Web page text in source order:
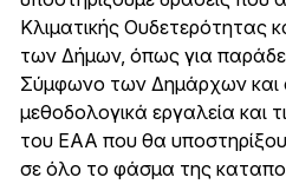
Κλιματικής Ουδετερότητας
των Δήμων, όπως για
Σύμφωνο των Δημάρχων
μεθοδολογικά εργαλεία και
του ΕΑΑ που θα
σε όλο το φάσμα της